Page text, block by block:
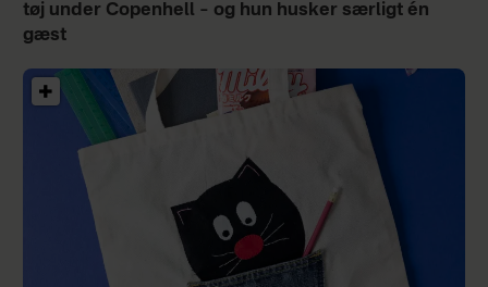
tøj under Copenhell – og hun husker særligt én
gæst